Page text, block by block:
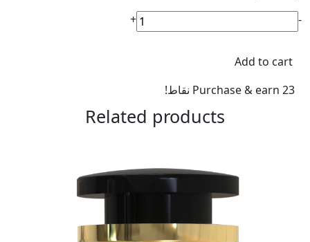
معطر
جو
quantity
-
+
Add to cart
Purchase & earn 23 نقاط!
Related products